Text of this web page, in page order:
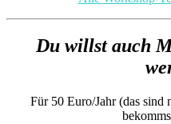
Du willst auch
Für 50 Euro/Jahr (das